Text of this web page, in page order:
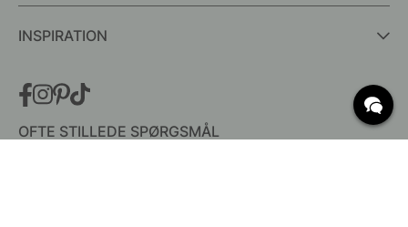
INSPIRATION
OFTE STILLEDE SPØRGSMÅL